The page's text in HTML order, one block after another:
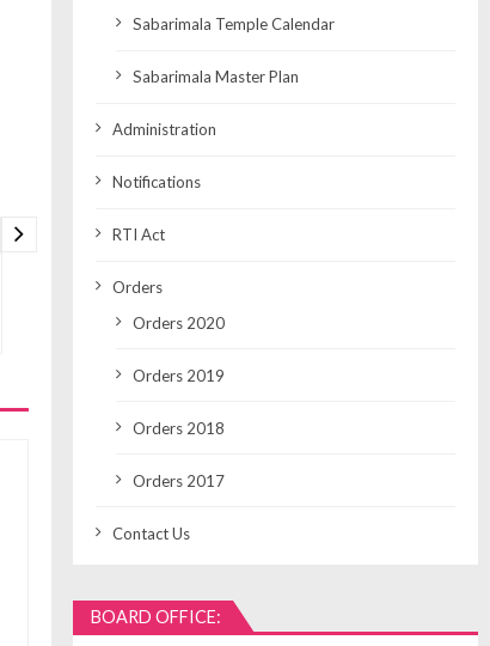
Sabarimala Temple Calendar
Sabarimala Master Plan
Administration
Notifications
RTI Act
Orders
Orders 2020
Orders 2019
Orders 2018
Orders 2017
Contact Us
BOARD OFFICE: